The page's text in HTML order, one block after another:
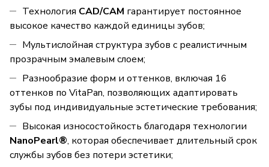
Технология CAD/CAM гарантирует постоянное
высокое качество каждой единицы зубов;
Мультислойная структура зубов с реалистичным
прозрачным эмалевым слоем;
Разнообразие форм и оттенков, включая 16
оттенков по VitaPan, позволяющих адаптировать
зубы под индивидуальные эстетические требования;
Высокая износостойкость благодаря технологии
NanoPearl®, которая обеспечивает длительный срок
службы зубов без потери эстетики;